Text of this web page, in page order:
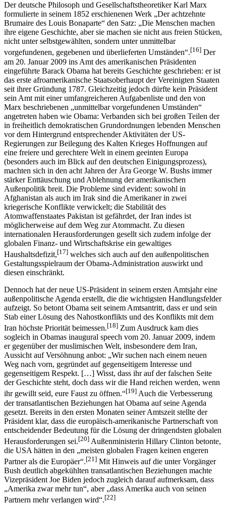
Der deutsche Philosoph und Gesellschaftstheoretiker Karl Marx
formulierte in seinem 1852 erschienenen Werk „Der achtzehnte
Brumaire des Louis Bonaparte“ den Satz: „Die Menschen machen
ihre eigene Geschichte, aber sie machen sie nicht aus freien Stücken,
nicht unter selbstgewählten, sondern unter unmittelbar
vorgefundenen, gegebenen und überlieferten Umständen“.[16] Der
am 20. Januar 2009 ins Amt des amerikanischen Präsidenten
eingeführte Barack Obama hat bereits Geschichte geschrieben: er ist
das erste afroamerikanische Staatsoberhaupt der Vereinigten Staaten
seit ihrer Gründung 1787. Gleichzeitig jedoch dürfte kein Präsident
sein Amt mit einer umfangreicheren Aufgabenliste und den von
Marx beschriebenen „unmittelbar vorgefundenen Umständen“
angetreten haben wie Obama: Verbanden sich bei großen Teilen der
in freiheitlich demokratischen Grundordnungen lebenden Menschen
vor dem Hintergrund entsprechender Aktivitäten der US-
Regierungen zur Beilegung des Kalten Krieges Hoffnungen auf
eine freiere und gerechtere Welt in einem geeinten Europa
(besonders auch im Blick auf den deutschen Einigungsprozess),
machten sich in den acht Jahren der Ära George W. Bushs immer
stärker Enttäuschung und Ablehnung der amerikanischen
Außenpolitik breit. Die Probleme sind evident: sowohl in
Afghanistan als auch im Irak sind die Amerikaner in zwei
kriegerische Konflikte verwickelt; die Stabilität des
Atomwaffenstaates Pakistan ist gefährdet, der Iran indes ist
möglicherweise auf dem Weg zur Atommacht. Zu diesen
internationalen Herausforderungen gesellt sich zudem infolge der
globalen Finanz- und Wirtschaftskrise ein gewaltiges
Haushaltsdefizit,[17] welches sich auch auf den außenpolitischen
Gestaltungsspielraum der Obama-Administration auswirkt und
diesen einschränkt.
Dennoch hat der neue US-Präsident in seinem ersten Amtsjahr eine
außenpolitische Agenda erstellt, die die wichtigsten Handlungsfelder
aufzeigt. So betont Obama seit seinem Amtsantritt, dass er und sein
Stab einer Lösung des Nahostkonflikts und des Konflikts mit dem
Iran höchste Priorität beimessen.[18] Zum Ausdruck kam dies
sogleich in Obamas inaugural speech vom 20. Januar 2009, indem
er gegenüber der muslimischen Welt, insbesondere dem Iran,
Aussicht auf Versöhnung anbot: „Wir suchen nach einem neuen
Weg nach vorn, gegründet auf gegenseitigem Interesse und
gegenseitigem Respekt. […] Wisst, dass ihr auf der falschen Seite
der Geschichte steht, doch dass wir die Hand reichen werden, wenn
ihr gewillt seid, eure Faust zu öffnen.“[19] Auch die Verbesserung
der transatlantischen Beziehungen hat Obama auf seine Agenda
gesetzt. Bereits in den ersten Monaten seiner Amtszeit stellte der
Präsident klar, dass die europäisch-amerikanische Partnerschaft von
entscheidender Bedeutung für die Lösung der dringendsten globalen
Herausforderungen sei.[20] Außenministerin Hillary Clinton betonte,
die USA hätten in den „meisten globalen Fragen keinen engeren
Partner als die Europäer“.[21] Mit Hinweis auf die unter Vorgänger
Bush deutlich abgekühlten transatlantischen Beziehungen machte
Vizepräsident Joe Biden jedoch zugleich darauf aufmerksam, dass
„Amerika zwar mehr tun“, aber „dass Amerika auch von seinen
Partnern mehr verlangen wird“.[22]